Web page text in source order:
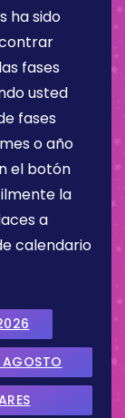
ha sido
fases
usted
fases
o año
el botón
la
a
calendario
AGOSTO